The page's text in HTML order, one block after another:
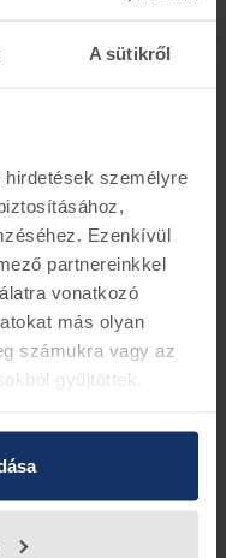
A sütikről
személyre
Ezenkívül
partnereinkkel
vonatkozó
más olyan
számukra vagy az
gyűjtöttek.
a póló. Stílust és
sötétvörös és
különbözo Ford
Abszolút kötelezo
számára! Anyag: